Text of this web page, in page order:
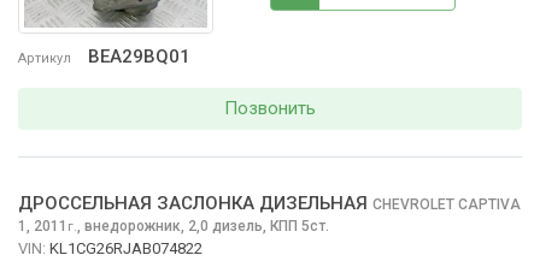
Артикул BEA29BQ01
Позвонить
ДРОССЕЛЬНАЯ ЗАСЛОНКА ДИЗЕЛЬНАЯ CHEVROLET CAPTIVA
1, 2011 г., внедорожник, 2,0 дизель, КПП 5ст.
VIN: KL1CG26RJAB074822